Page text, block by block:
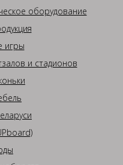
оборудование
игры
и стадионов